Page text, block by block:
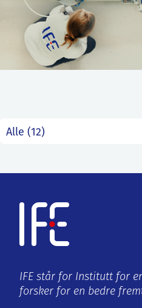
IFE står for Institutt for
forsker for en bedre